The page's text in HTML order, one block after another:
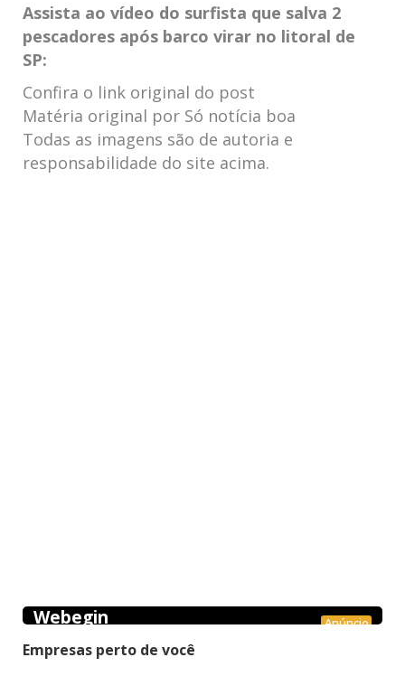
Assista ao vídeo do surfista que salva 2
pescadores após barco virar no litoral de
SP:
Confira o link original do post
Matéria original por Só notícia boa
Todas as imagens são de autoria e
responsabilidade do site acima.
Anúncio
Webegin
Empresas perto de você